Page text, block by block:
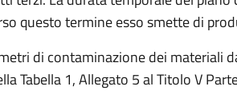
questo termine esso smette di
di contaminazione dei materiali
Tabella 1, Allegato 5 al Titolo V